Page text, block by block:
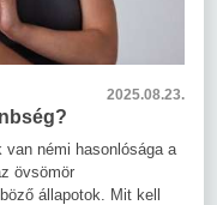
2025.08.23.
némi hasonlósága a
övsömör
állapotok. Mit kell